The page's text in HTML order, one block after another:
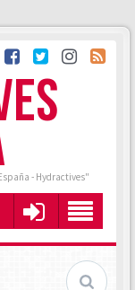
- Hydractives"